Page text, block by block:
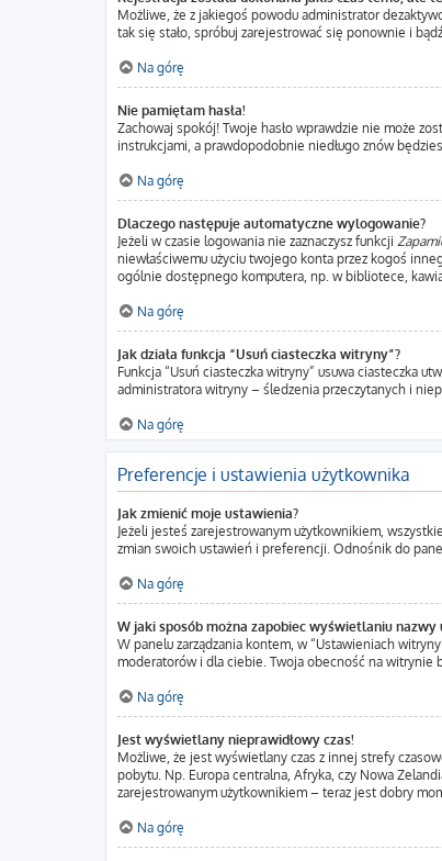
Możliwe, że z jakiegoś powodu administrator
tak się stało, spróbuj zarejestrować się ponownie i
Na górę
Nie pamiętam hasła!
Zachowaj spokój! Twoje hasło wprawdzie nie może
instrukcjami, a prawdopodobnie niedługo znów
Na górę
Dlaczego następuje automatyczne wylogowanie?
Jeżeli w czasie logowania nie zaznaczysz funkcji
niewłaściwemu użyciu twojego konta przez kogoś
ogólnie dostępnego komputera, np. w bibliotece,
Na górę
Jak działa funkcja “Usuń ciasteczka witryny”?
Funkcja “Usuń ciasteczka witryny” usuwa ciasteczka
administratora witryny – śledzenia przeczytanych i
Na górę
Preferencje i ustawienia użytkownika
Jak zmienić moje ustawienia?
Jeżeli jesteś zarejestrowanym użytkownikiem,
zmian swoich ustawień i preferencji. Odnośnik do
Na górę
W jaki sposób można zapobiec wyświetlaniu
W panelu zarządzania kontem, w “Ustawieniach
moderatorów i dla ciebie. Twoja obecność na witrynie
Na górę
Jest wyświetlany nieprawidłowy czas!
Możliwe, że jest wyświetlany czas z innej strefy
pobytu. Np. Europa centralna, Afryka, czy Nowa
zarejestrowanym użytkownikiem – teraz jest dobry
Na górę